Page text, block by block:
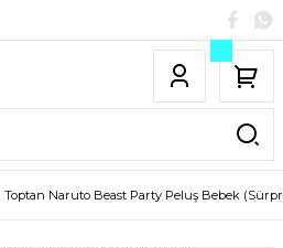
Toptan Naruto Beast Party Peluş Bebek